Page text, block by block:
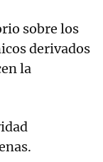
sobre los
derivados
la